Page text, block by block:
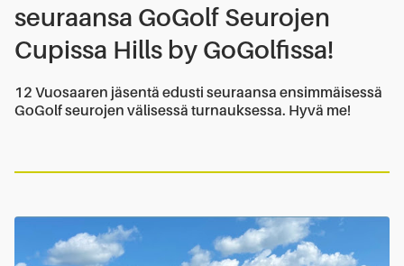
seuraansa GoGolf Seurojen
Cupissa Hills by GoGolfissa!
12 Vuosaaren jäsentä edusti seuraansa ensimmäisessä
GoGolf seurojen välisessä turnauksessa. Hyvä me!